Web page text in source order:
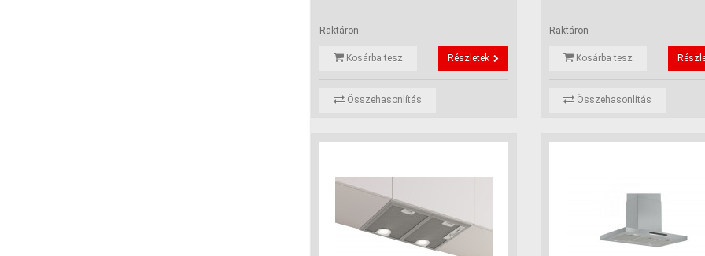
Raktáron
Kosárba tesz Részletek
Összehasonlítás
Raktáron
Kosárba tesz
Összehasonlítás